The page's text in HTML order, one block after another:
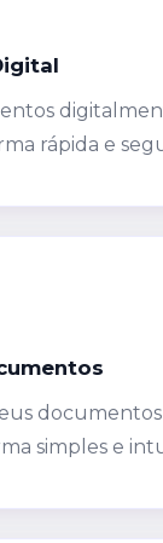
rápida e
simples e